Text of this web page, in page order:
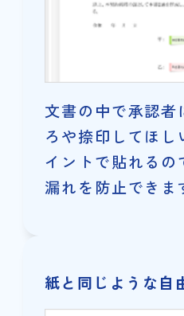
文書の中で承認者
ろや捺印してほ
イントで貼れる
漏れを防止できま
紙と同じような自